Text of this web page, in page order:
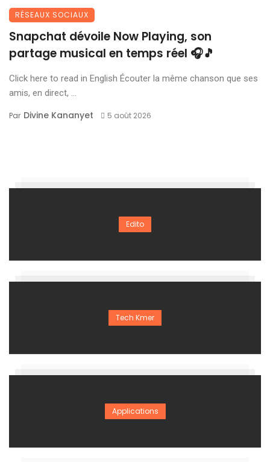
RÉSEAUX SOCIAUX
Snapchat dévoile Now Playing, son
partage musical en temps réel 🎧🎵
Click here to read in English Écouter la même chanson que ses
amis, en direct, ...
Par Divine Kananyet 5 août 2026
Edito
Tech Kmer
Applications